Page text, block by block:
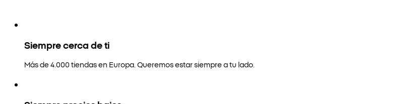
Siempre cerca de ti
Más de 4.000 tiendas en Europa. Queremos estar siempre a tu lado.